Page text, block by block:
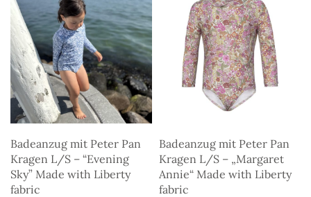
Badeanzug mit Peter Pan
Kragen L/S – “Evening
Sky” Made with Liberty
fabric
Badeanzug mit Peter Pan
Kragen L/S – „Margaret
Annie“ Made with Liberty
fabric